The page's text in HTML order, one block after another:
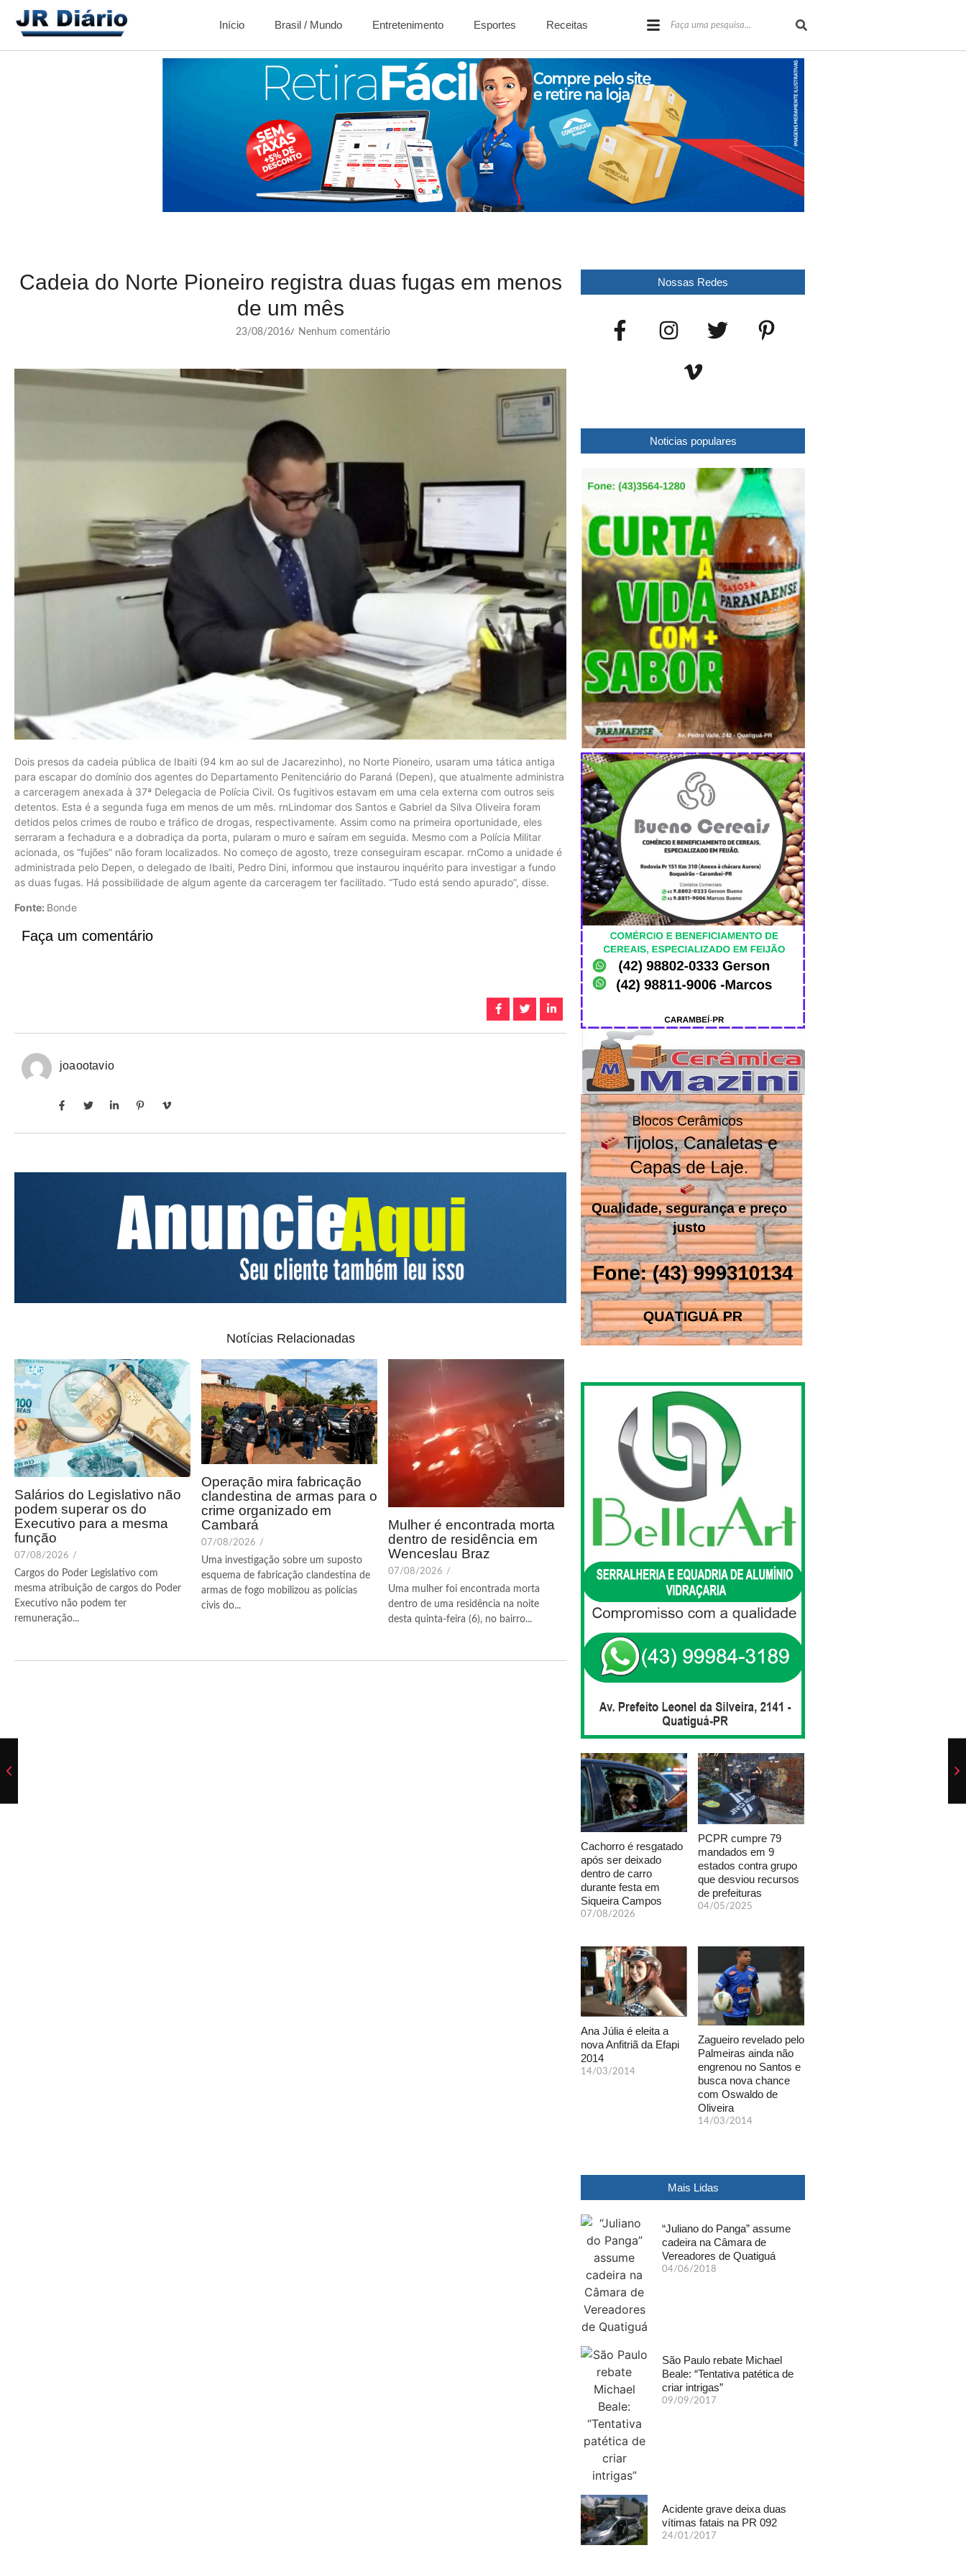
Início Brasil / Mundo Entretenimento Esportes Receitas
Cadeia do Norte Pioneiro registra duas fugas em menos
de um mês
23/08/2016/ Nenhum comentário
Dois presos da cadeia pública de Ibaiti (94 km ao sul de Jacarezinho), no Norte Pioneiro, usaram uma tática antiga
para escapar do domínio dos agentes do Departamento Penitenciário do Paraná (Depen), que atualmente administra
a carceragem anexada à 37ª Delegacia de Polícia Civil. Os fugitivos estavam em uma cela externa com outros seis
detentos. Esta é a segunda fuga em menos de um mês. rnLindomar dos Santos e Gabriel da Silva Oliveira foram
detidos pelos crimes de roubo e tráfico de drogas, respectivamente. Assim como na primeira oportunidade, eles
serraram a fechadura e a dobradiça da porta, pularam o muro e saíram em seguida. Mesmo com a Polícia Militar
acionada, os “fujões” não foram localizados. No começo de agosto, treze conseguiram escapar. rnComo a unidade é
administrada pelo Depen, o delegado de Ibaiti, Pedro Dini, informou que instaurou inquérito para investigar a fundo
as duas fugas. Há possibilidade de algum agente da carceragem ter facilitado. “Tudo está sendo apurado”, disse.
Fonte: Bonde
Faça um comentário
joaootavio
Notícias Relacionadas
Salários do Legislativo não
podem superar os do
Executivo para a mesma
função
07/08/2026 /
Cargos do Poder Legislativo com
mesma atribuição de cargos do Poder
Executivo não podem ter
remuneração...
Operação mira fabricação
clandestina de armas para o
crime organizado em
Cambará
07/08/2026 /
Uma investigação sobre um suposto
esquema de fabricação clandestina de
armas de fogo mobilizou as polícias
civis do...
Mulher é encontrada morta
dentro de residência em
Wenceslau Braz
07/08/2026 /
Uma mulher foi encontrada morta
dentro de uma residência na noite
desta quinta-feira (6), no bairro...
Nossas Redes
Noticias populares
Cachorro é resgatado
após ser deixado
dentro de carro
durante festa em
Siqueira Campos
07/08/2026
PCPR cumpre 79
mandados em 9
estados contra grupo
que desviou recursos
de prefeituras
04/05/2025
Ana Júlia é eleita a
nova Anfitriã da Efapi
2014
14/03/2014
Zagueiro revelado pelo
Palmeiras ainda não
engrenou no Santos e
busca nova chance
com Oswaldo de
Oliveira
14/03/2014
Mais Lidas
“Juliano do Panga” assume
cadeira na Câmara de
Vereadores de Quatiguá
04/06/2018
São Paulo rebate Michael
Beale: “Tentativa patética de
criar intrigas”
09/09/2017
Acidente grave deixa duas
vítimas fatais na PR 092
24/01/2017